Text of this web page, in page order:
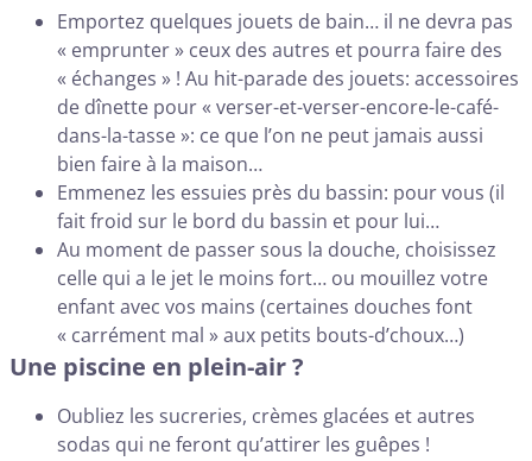
Emportez quelques jouets de bain… il ne devra pas
« emprunter » ceux des autres et pourra faire des
« échanges » ! Au hit-parade des jouets: accessoires
de dînette pour « verser-et-verser-encore-le-café-
dans-la-tasse »: ce que l’on ne peut jamais aussi
bien faire à la maison…
Emmenez les essuies près du bassin: pour vous (il
fait froid sur le bord du bassin et pour lui…
Au moment de passer sous la douche, choisissez
celle qui a le jet le moins fort… ou mouillez votre
enfant avec vos mains (certaines douches font
« carrément mal » aux petits bouts-d’choux…)
Une piscine en plein-air ?
Oubliez les sucreries, crèmes glacées et autres
sodas qui ne feront qu’attirer les guêpes !